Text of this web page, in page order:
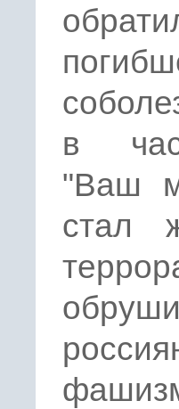
в
"Ваш
стал